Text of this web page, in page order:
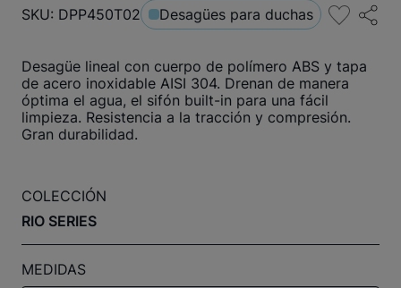
SKU: DPP450T02 Desagües para duchas
Desagüe lineal con cuerpo de polímero ABS y tapa
de acero inoxidable AISI 304. Drenan de manera
óptima el agua, el sifón built-in para una fácil
limpieza. Resistencia a la tracción y compresión.
Gran durabilidad.
COLECCIÓN
RIO SERIES
MEDIDAS